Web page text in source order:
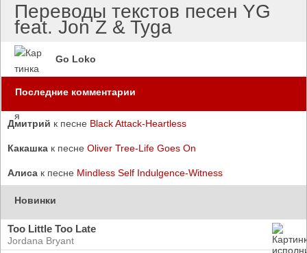
Переводы текстов песен YG
feat. Jon Z & Tyga
Go Loko
Последние комментарии
Дмитрий к песне Black Attack-Heartless
Какашка к песне Oliver Tree-Life Goes On
Алиса к песне Mindless Self Indulgence-Witness
Новинки
Too Little Too Late
Jordana Bryant